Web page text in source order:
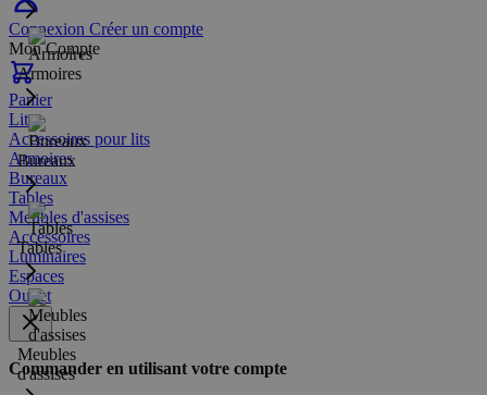
Connexion Créer un compte
Mon Compte
Panier
Armoires
Bureaux
Tables
Meubles
d'assises
Lits
Accessoires pour lits
Armoires
Bureaux
Tables
Meubles d'assises
Accessoires
Luminaires
Espaces
Outlet
Commander en utilisant votre compte